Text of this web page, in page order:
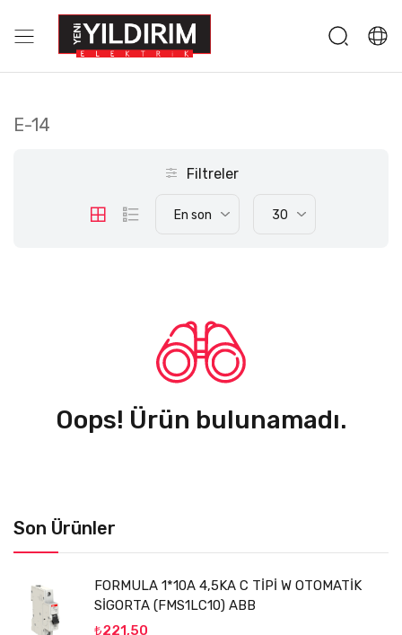
Son Ürünler
FORMULA 1*10A 4,5KA C TİPİ W OTOMATİK
SİGORTA (FMS1LC10) ABB
₺221,50
E-14
Filtreler
En son 30
Oops! Ürün bulunamadı.